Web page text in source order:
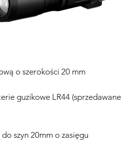
o szerokości 20 mm
guzikowe LR44 (sprzedawane
szyn 20mm o zasięgu